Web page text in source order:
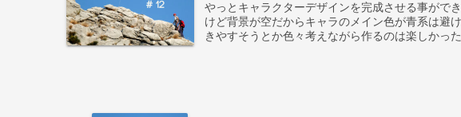
やっとキャラクターデザインを完成させる事がで
けど背景が空だからキャラのメイン色が青系は避
きやすそうとか色々考えながら作るのは楽しかっ